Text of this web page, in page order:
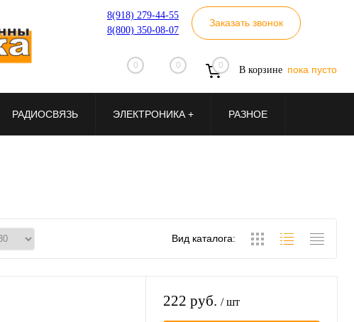
8(918) 279-44-55
8(800) 350-08-07
Заказать звонок
0 0 0 В корзине пока пусто
РАДИОСВЯЗЬ ЭЛЕКТРОНИКА + РАЗНОЕ
Вид каталога:
222 руб. / шт